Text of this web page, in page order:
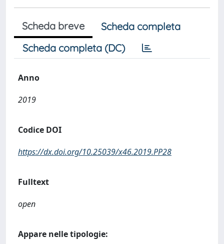
Scheda breve
Scheda completa
Scheda completa (DC)
Anno
2019
Codice DOI
https://dx.doi.org/10.25039/x46.2019.PP28
Fulltext
open
Appare nelle tipologie: